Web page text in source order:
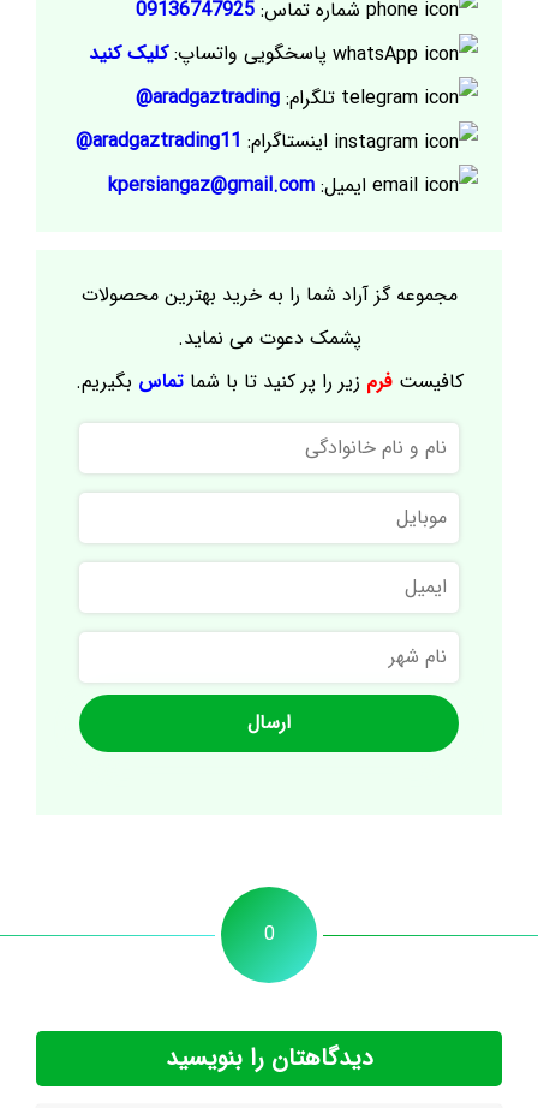
شماره تماس: 09136747925
پاسخگویی واتساپ:کلیک کنید
تلگرام: aradgaztrading@
اینستاگرام: aradgaztrading11@
ایمیل: kpersiangaz@gmail.com
مجموعه گز آراد شما را به خرید بهترین محصولات
پشمک دعوت می نماید.
کافیستفرم زیر را پر کنید تا با شماتماس بگیریم.
نام
و
نام
خانوادگی
موبایل
ایمیل
نام
شهر
0
دیدگاهتان را بنویسید